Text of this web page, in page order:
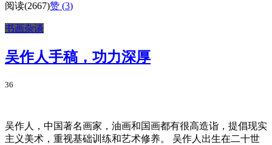
阅读(2667)赞 (3)
书画杂谈
吴作人手稿，功力深厚
36
吴作人，中国著名画家，油画和国画都有很高造诣，提倡现实
主义美术，重视基础训练和艺术修养。 吴作人出生在二十世